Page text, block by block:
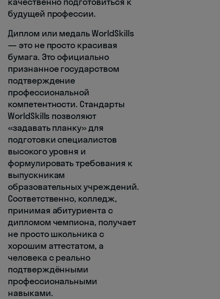
будущей профессии.
Диплом или медаль WorldSkills
— это не просто красивая
бумага. Это официально
признанное государством
подтверждение
профессиональной
компетентности. Стандарты
WorldSkills позволяют
«задавать планку» для
подготовки специалистов
высокого уровня и
формулировать требования к
выпускникам
образовательных учреждений.
Соответственно, колледж,
принимая абитуриента с
дипломом чемпиона, получает
не просто школьника с
хорошим аттестатом, а
человека с реально
подтверждёнными
профессиональными
навыками.